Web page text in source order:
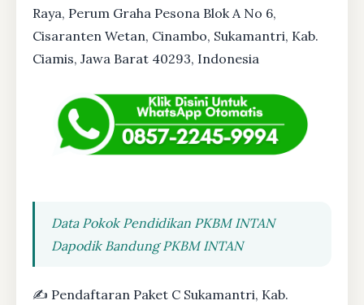
Raya, Perum Graha Pesona Blok A No 6,
Cisaranten Wetan, Cinambo, Sukamantri, Kab.
Ciamis, Jawa Barat 40293, Indonesia
Data Pokok Pendidikan PKBM INTAN
Dapodik Bandung PKBM INTAN
✍ Pendaftaran Paket C Sukamantri, Kab.